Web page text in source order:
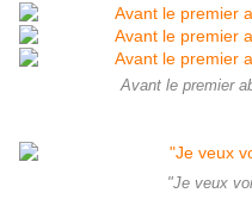
Avant le premier
"Je veux